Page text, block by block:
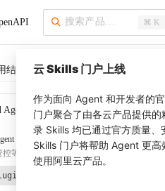
⌘ K
结果 SDK 示例 CLI 示例
Agent Toolkit 了解更多
Toolkit
提供 Agent 插件、技能、MCP
等能力。通过 alibabacloud-agent-toolkit-
aliyun/alibabacloud-agent-
云 Skills 门户上线
作为面向 Agent 和开发者的
门户聚合了由各云产品提供
录 Skills 均已通过官方质量、
Skills 门户将帮助 Agent 更高
使用阿里云产品。